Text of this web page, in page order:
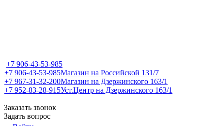
+7 906-43-53-985
+7 906-43-53-985Магазин на Российской 131/7
+7 967-31-32-200Магазин на Дзержинского 163/1
+7 952-83-28-915Уст.Центр на Дзержинского 163/1
Заказать звонок
Задать вопрос